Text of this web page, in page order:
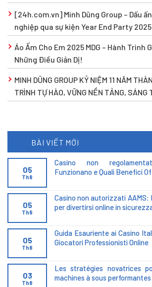
[24h.com.vn] Minh Dũng Group – Dấu
nghiệp qua sự kiện Year End Party 2025
Áo Ấm Cho Em 2025 MDG – Hành Trình
Những Điều Giản Dị!
MINH DŨNG GROUP KỶ NIỆM 11 NĂM
TRÌNH TỰ HÀO, VỮNG NỀN TẢNG, SÁNG
BÀI VIẾT MỚI
05
Th8
Casino non
Funzionano e Quali Benefici
05
Th8
Casino non autorizzati
per divertirsi online in
05
Th8
Guida Esauriente ai Casino
Giocatori Professionisti Online
03
Th8
Les stratégies novatrices
machines à sous